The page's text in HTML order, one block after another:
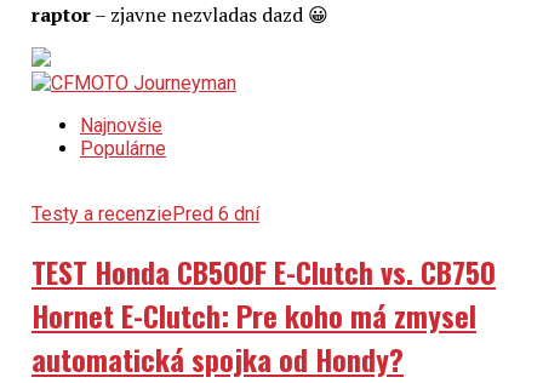
raptor– zjavne nezvladas dazd 😀
Najnovšie
Populárne
Testy a recenziePred 6 dní
TEST Honda CB500F E-Clutch vs. CB750
Hornet E-Clutch: Pre koho má zmysel
automatická spojka od Hondy?